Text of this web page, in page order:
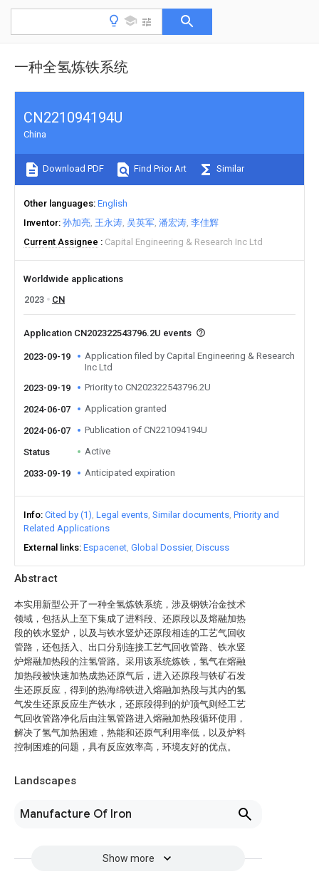
一种全氢炼铁系统
Abstract
本实用新型公开了一种全氢炼铁系统，涉及钢铁冶金技术
领域，包括从上至下集成了进料段、还原段以及熔融加热
段的铁水竖炉，以及与铁水竖炉还原段相连的工艺气回收
管路，还包括入、出口分别连接工艺气回收管路、铁水竖
炉熔融加热段的注氢管路。采用该系统炼铁，氢气在熔融
加热段被快速加热成热还原气后，进入还原段与铁矿石发
生还原反应，得到的热海绵铁进入熔融加热段与其内的氢
气发生还原反应生产铁水，还原段得到的炉顶气则经工艺
气回收管路净化后由注氢管路进入熔融加热段循环使用，
解决了氢气加热困难，热能和还原气利用率低，以及炉料
控制困难的问题，具有反应效率高，环境友好的优点。
Landscapes
Manufacture Of Iron
Show more
CN221094194U
China
Download PDF Find Prior Art Similar
Other languages English
Inventor 孙加亮 王永涛 吴英军 潘宏涛 李佳辉
Current Assignee
Capital Engineering & Research Inc Ltd
Worldwide applications
2023
CN
Application CN202322543796.2U events
2023-09-19
Application filed by Capital Engineering & Research
Inc Ltd
2023-09-19
Priority to CN202322543796.2U
2024-06-07 Application granted
2024-06-07 Publication of CN221094194U
Status Active
2033-09-19 Anticipated expiration
Info Cited by (1) Legal events Similar documents Priority and
Related Applications
External links Espacenet Global Dossier Discuss